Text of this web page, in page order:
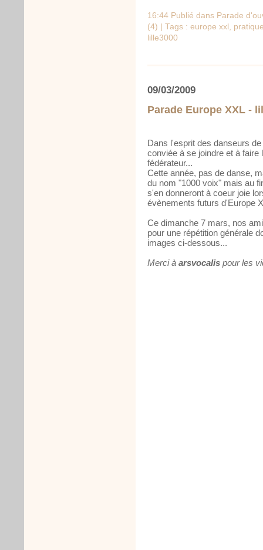
16:44 Publié dans Parade
(4) | Tags : europe xxl ,
lille3000
09/03/2009
Parade Europe XXL -
Dans l'esprit des danseurs
conviée à se joindre et à
fédérateur...
Cette année, pas de danse,
du nom "1000 voix" mais au
s'en donneront à coeur joie
évènements futurs d'Europe
Ce dimanche 7 mars, nos
pour une répétition générale
images ci-dessous...
Merci à arsvocalis pour les